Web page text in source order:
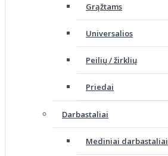
Grąžtams
Universalios
Peilių / žirklių
Priedai
Darbastaliai
Mediniai darbastaliai